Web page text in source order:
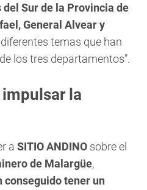
Sur de la Provincia de
General Alvear y
diferentes temas que han
los tres departamentos”.
la
a SITIO ANDINO sobre el
de Malargüe,
conseguido tener un